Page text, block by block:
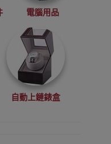
電腦用品
自動上鏈錶盒